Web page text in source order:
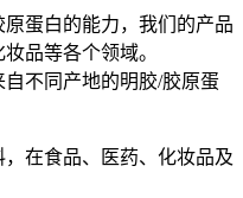
蛋白的能力，我们的产品
品等各个领域。
不同产地的明胶/胶原蛋
在食品、医药、化妆品及